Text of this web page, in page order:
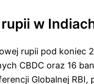
w
rupii pod koniec
CBDC oraz 16
Globalnej RBI,